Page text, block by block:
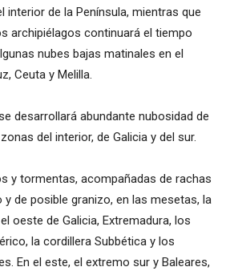
interior de la Península, mientras que
archipiélagos continuará el tiempo
nubes bajas matinales en el
Ceuta y Melilla.
desarrollará abundante nubosidad de
del interior, de Galicia y del sur.
y tormentas, acompañadas de rachas
de posible granizo, en las mesetas, la
oeste de Galicia, Extremadura, los
la cordillera Subbética y los
En el este, el extremo sur y Baleares,